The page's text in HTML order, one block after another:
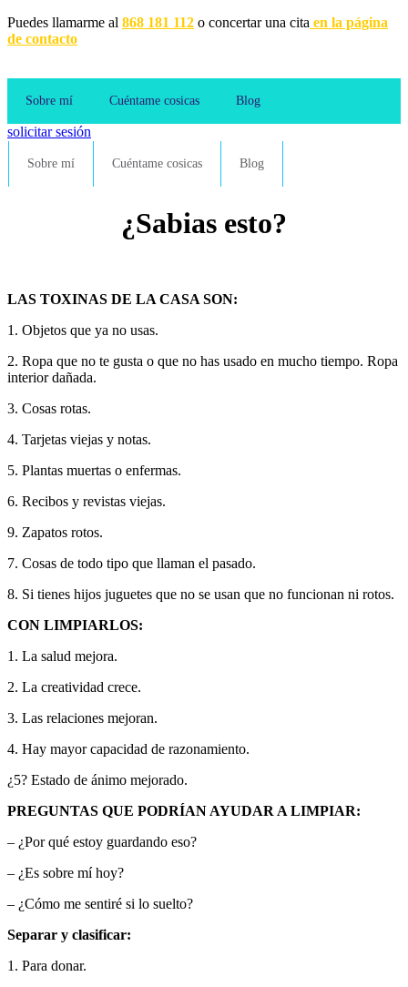
Puedes llamarme al 868 181 112 o concertar una cita en la página
de contacto
Sobre mí Cuéntame cosicas Blog
solicitar sesión
Sobre mí Cuéntame cosicas Blog
¿Sabias esto?
LAS TOXINAS DE LA CASA SON:
1. Objetos que ya no usas.
2. Ropa que no te gusta o que no has usado en mucho tiempo. Ropa
interior dañada.
3. Cosas rotas.
4. Tarjetas viejas y notas.
5. Plantas muertas o enfermas.
6. Recibos y revistas viejas.
9. Zapatos rotos.
7. Cosas de todo tipo que llaman el pasado.
8. Si tienes hijos juguetes que no se usan que no funcionan ni rotos.
CON LIMPIARLOS:
1. La salud mejora.
2. La creatividad crece.
3. Las relaciones mejoran.
4. Hay mayor capacidad de razonamiento.
¿5? Estado de ánimo mejorado.
PREGUNTAS QUE PODRÍAN AYUDAR A LIMPIAR:
– ¿Por qué estoy guardando eso?
– ¿Es sobre mí hoy?
– ¿Cómo me sentiré si lo suelto?
Separar y clasificar:
1. Para donar.